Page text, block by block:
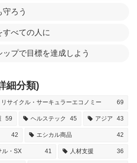
守ろう
すべての人に
プで目標を達成しよう
細分類)
リサイクル・サーキュラーエコノミー 69
59 ヘルステック 45 アジア 43
42 エシカル商品 42
ル・SX 41 人材支援 36